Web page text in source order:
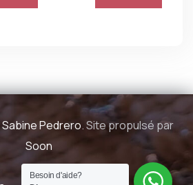
Sabine Pedrero. Site propulsé par
Soon
Besoin d'aide?